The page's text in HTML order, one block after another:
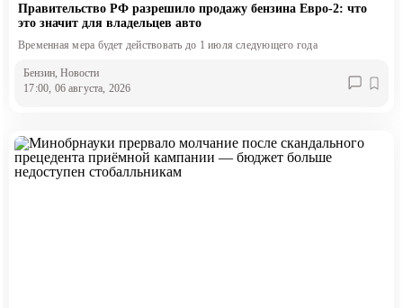
Правительство РФ разрешило продажу бензина Евро-2: что
это значит для владельцев авто
Временная мера будет действовать до 1 июля следующего года
Бензин, Новости
17:00, 06 августа, 2026